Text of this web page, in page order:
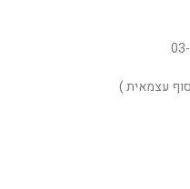
עצמאית )